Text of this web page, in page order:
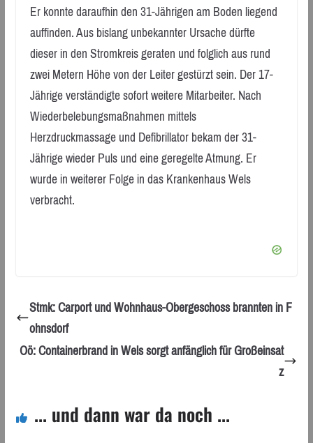
Er konnte daraufhin den 31-Jährigen am Boden liegend
auffinden. Aus bislang unbekannter Ursache dürfte
dieser in den Stromkreis geraten und folglich aus rund
zwei Metern Höhe von der Leiter gestürzt sein. Der 17-
Jährige verständigte sofort weitere Mitarbeiter. Nach
Wiederbelebungsmaßnahmen mittels
Herzdruckmassage und Defibrillator bekam der 31-
Jährige wieder Puls und eine geregelte Atmung. Er
wurde in weiterer Folge in das Krankenhaus Wels
verbracht.
Stmk: Carport und Wohnhaus-Obergeschoss brannten in F
ohnsdorf
Oö: Containerbrand in Wels sorgt anfänglich für Großeinsat
z
... und dann war da noch ...